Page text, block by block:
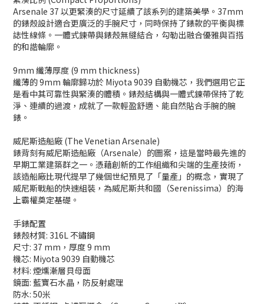
Arsenale 37 以更緊湊的尺寸延續了該系列的建築美學。37mm
的錶殼設計適合更廣泛的手腕尺寸，同時保持了錶款的平衡與標
誌性線條。一體式鍊帶與錶殼無縫結合，勾勒出融合優雅與百搭
的和諧輪廓。
9mm 纖薄厚度 (9 mm thickness)
纖薄的 9mm 輪廓歸功於 Miyota 9039 自動機芯，我們選用它正
是看中其可靠性與緊湊的體積。錶殼結構與一體式鍊帶保持了乾
淨、連續的過渡，成就了一款輕盈舒適、能自然貼合手腕的腕
錶。
威尼斯造船廠 (The Venetian Arsenale)
錶背刻有威尼斯造船廠（Arsenale）的圖案，這是當時最先進的
早期工業建築群之一。憑藉創新的工作組織和尖端的生產技術，
該造船廠比現代提早了幾個世紀預見了「量產」的概念，實現了
威尼斯戰船的快速組裝，為威尼斯共和國（Serenissima）的海
上霸權奠定基礎。
手錶配置
錶殼材質: 316L 不鏽鋼
尺寸: 37 mm，厚度 9 mm
機芯: Miyota 9039 自動機芯
材料: 煙燻漸層貝母面
鏡面: 藍寶石水晶，防反射處理
防水: 50米